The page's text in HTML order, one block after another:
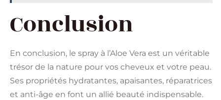
Conclusion
En conclusion, le spray à l’Aloe Vera est un véritable
trésor de la nature pour vos cheveux et votre peau.
Ses propriétés hydratantes, apaisantes, réparatrices
et anti-âge en font un allié beauté indispensable.